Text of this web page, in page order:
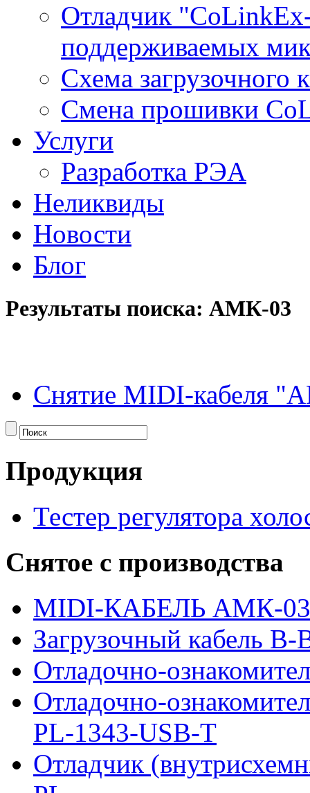
Отладчик
поддерживаемых
Схема загрузочного
Смена прошивки
Услуги
Разработка РЭА
Неликвиды
Новости
Блог
Результаты поиска: АМК-03
Снятие MIDI-кабеля
Продукция
Тестер регулятора
Снятое с производства
MIDI-КАБЕЛЬ АМК-03
Загрузочный кабель B-
Отладочно-
Отладочно-
PL-1343-USB-T
Отладчик